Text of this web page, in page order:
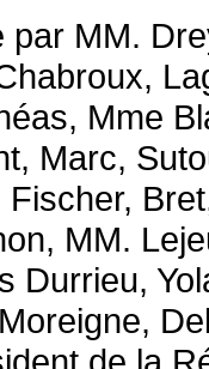
par MM.
Mme
Marc,
MM.
Durrieu,